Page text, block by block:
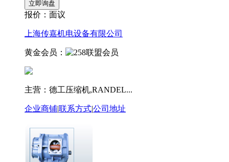
报价： 面议
上海传嘉机电设备有限公司
黄金会员：
主营：德工压缩机,RANDEL...
企业商铺|联系方式|公司地址